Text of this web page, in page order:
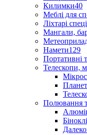
Килимки40
Меблі для
Ліхтарі
Мангали,
Намети129
Портативні
Телескопи,
Полювання
Біноклі